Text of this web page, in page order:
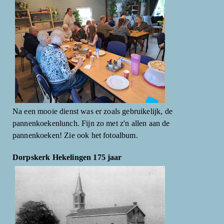
Na een mooie dienst was er zoals gebruikelijk, de
pannenkoekenlunch. Fijn zo met z'n allen aan de
pannenkoeken! Zie ook het fotoalbum.
Dorpskerk Hekelingen 175 jaar